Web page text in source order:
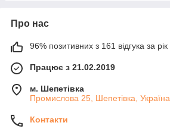
Про нас
96% позитивних з 161 відгука за рік
Працює з 21.02.2019
м. Шепетівка
Промислова 25, Шепетівка, Україна
Контакти